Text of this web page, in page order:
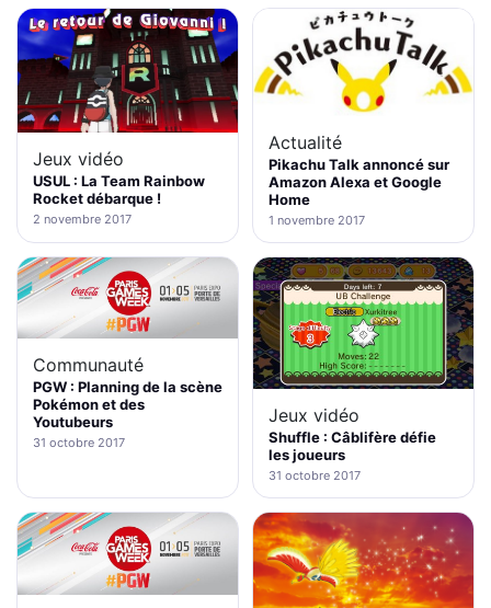
Jeux vidéo
USUL : La Team Rainbow
Rocket débarque !
2 novembre 2017
Actualité
Pikachu Talk annoncé sur
Amazon Alexa et Google
Home
1 novembre 2017
Communauté
PGW : Planning de la scène
Pokémon et des
Youtubeurs
31 octobre 2017
Jeux vidéo
Shuffle : Câblifère défie
les joueurs
31 octobre 2017